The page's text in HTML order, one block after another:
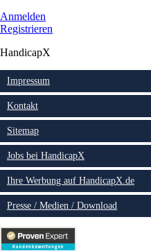
Anmelden
Registrieren
HandicapX
Impressum
Kontakt
Sitemap
Jobs bei HandicapX
Ihre Werbung auf HandicapX.de
Presse / Medien / Download